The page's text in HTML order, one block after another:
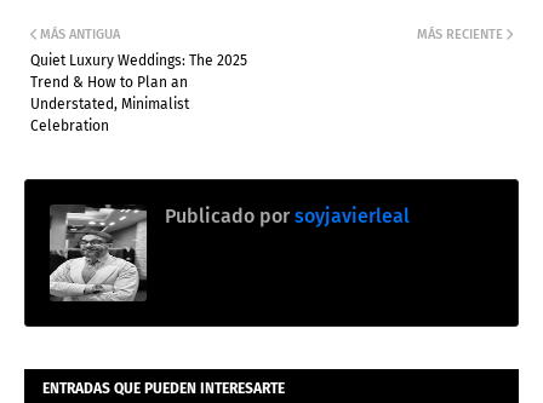
MÁS RECIENTE
MÁS ANTIGUA
Quiet Luxury Weddings: The 2025
Trend & How to Plan an
Understated, Minimalist
Celebration
Publicado por soyjavierleal
ENTRADAS QUE PUEDEN INTERESARTE